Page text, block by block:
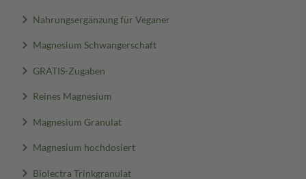
Nahrungsergänzung für Veganer
Magnesium Schwangerschaft
GRATIS-Zugaben
Reines Magnesium
Magnesium Granulat
Magnesium hochdosiert
Biolectra Trinkgranulat